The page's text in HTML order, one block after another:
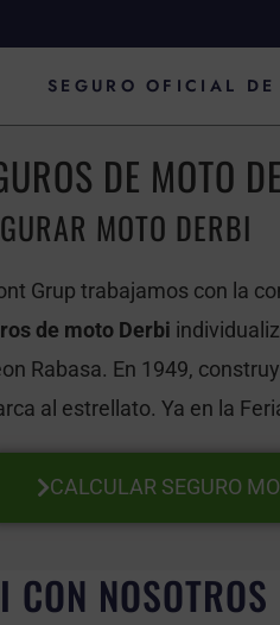
SEGURO OFICIAL DE
DE MOTO
MOTO DERBI
Grup trabajamos con la
de moto Derbi
Rabasa. En 1949,
al estrellato. Ya en la
CALCULAR SEGURO
NOSOTROS